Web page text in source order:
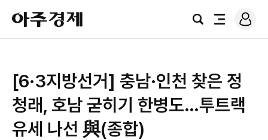
아
주
경
검
전
로
그
[6·3지방선거] 충남·인천 찾은 정
청래, 호남 굳히기 한병도…투트랙
유세 나선 與(종합)